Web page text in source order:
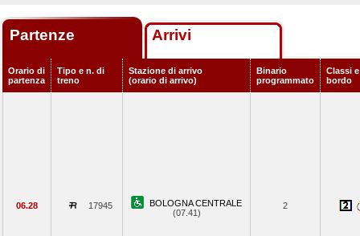
Partenze Arrivi
Orario di
partenza
Tipo e n. di
treno
Stazione di arrivo
(orario di arrivo)
Binario
programmato
Classi
bordo
06.28 17945
BOLOGNA CENTRALE
(07.41)
2